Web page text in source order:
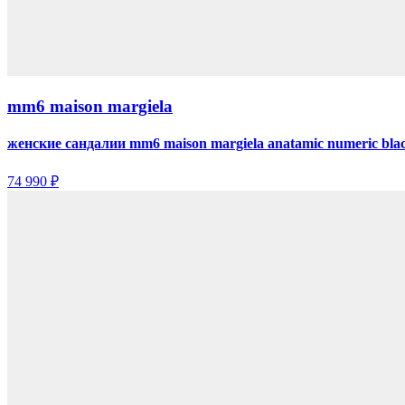
mm6 maison margiela
женские сандалии mm6 maison margiela anatamic numeric
74 990 ₽